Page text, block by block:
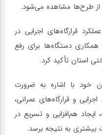
قرارگاه‌های اجرایی در
همکاری دستگاه‌ها برای رفع
استان تأکید کرد.
خود با اشاره به ضرورت
و قرارگاه‌های عمرانی،
هم‌افزایی و تسریع در
بیشتری به نتیجه برسد.